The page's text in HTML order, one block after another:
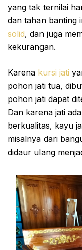
yang tak ternilai
dan tahan banting
solid, dan juga
kekurangan.
Karena kursi jati
pohon jati tua,
pohon jati dapat
Dan karena jati
berkualitas, kayu
misalnya dari
didaur ulang